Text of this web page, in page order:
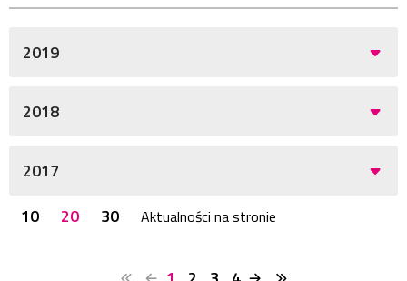
2019
2018
2017
10
20 30 Aktualności na stronie